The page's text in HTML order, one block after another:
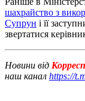
шахрайство з
Супрун і її
звертатися
Новини від
наш канал https://